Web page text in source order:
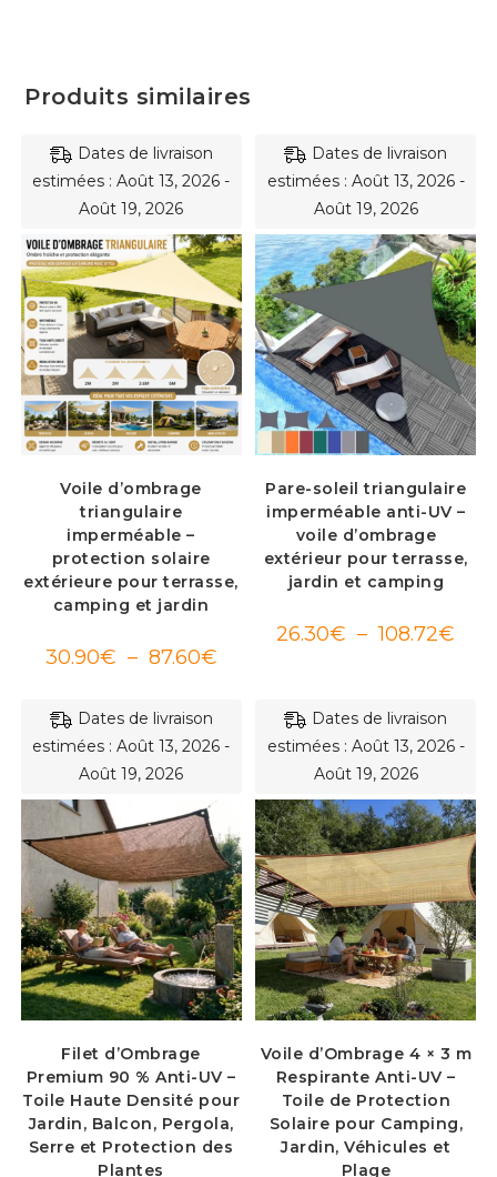
Produits similaires
Dates de livraison
estimées : Août 13, 2026 -
Août 19, 2026
Voile d’ombrage
triangulaire
imperméable –
protection solaire
extérieure pour terrasse,
camping et jardin
30.90€ – 87.60€Plage
de
Dates de livraison
estimées : Août 13, 2026 -
Août 19, 2026
Pare-soleil triangulaire
imperméable anti-UV –
voile d’ombrage
extérieur pour terrasse,
jardin et camping
26.30€ – 108.72€
Dates de livraison
estimées : Août 13, 2026 -
Août 19, 2026
Filet d’Ombrage
Premium 90 % Anti-UV –
Toile Haute Densité pour
Jardin, Balcon, Pergola,
Serre et Protection des
Plantes
Dates de livraison
estimées : Août 13, 2026 -
Août 19, 2026
Voile d’Ombrage 4 × 3 m
Respirante Anti-UV –
Toile de Protection
Solaire pour Camping,
Jardin, Véhicules et
Plage